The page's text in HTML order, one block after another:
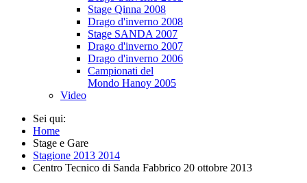
Stage Qinna 2008
Drago d'inverno 2008
Stage SANDA 2007
Drago d'inverno 2007
Drago d'inverno 2006
Campionati del
Mondo Hanoy 2005
Video
Sei qui:
Home
Stage e Gare
Stagione 2013 2014
Centro Tecnico di Sanda Fabbrico 20 ottobre 2013